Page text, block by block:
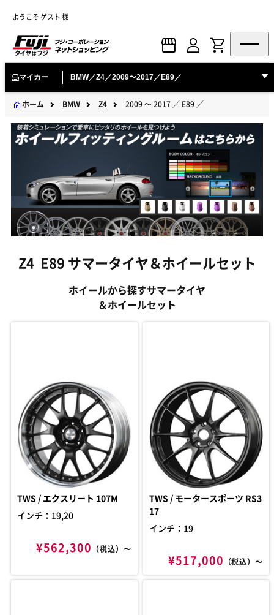
ようこそ ゲスト 様
マイカー BMW／Z4／2009〜2017／E89／
ホーム BMW Z4 2009 ～ 2017 ／ E89 ／
Z4 E89 サマータイヤ＆ホイールセット
ホイールから探すサマータイヤ
＆ホイールセット
TWS / エクスリート 107M
インチ：19,20
¥562,300 （税込）〜
TWS / モータースポーツ RS3
17
インチ：19
¥517,000 （税込）〜